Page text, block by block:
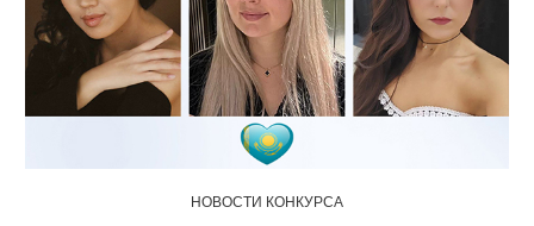
НОВОСТИ КОНКУРСА